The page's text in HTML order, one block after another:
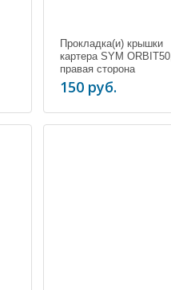
Прокладка(и) крышки
картера SYM ORBIT50,
правая сторона
150 руб.